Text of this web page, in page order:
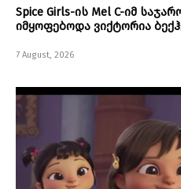
Spice Girls-ის Mel C-იმ
იმყოფებოდა ვიქტორია
7 August, 2026